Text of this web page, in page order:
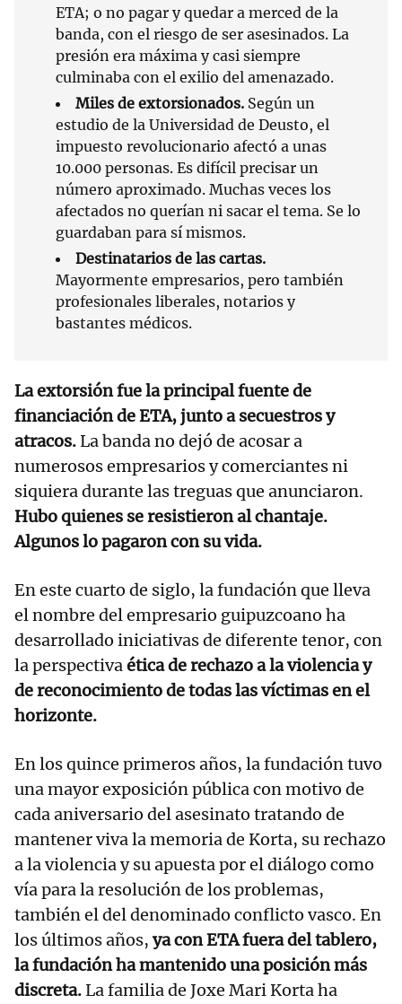
ETA; o no pagar y quedar a merced de la
banda, con el riesgo de ser asesinados. La
presión era máxima y casi siempre
culminaba con el exilio del amenazado.
Miles de extorsionados. Según un
estudio de la Universidad de Deusto, el
impuesto revolucionario afectó a unas
10.000 personas. Es difícil precisar un
número aproximado. Muchas veces los
afectados no querían ni sacar el tema. Se lo
guardaban para sí mismos.
Destinatarios de las cartas.
Mayormente empresarios, pero también
profesionales liberales, notarios y
bastantes médicos.
La extorsión fue la principal fuente de
financiación de ETA, junto a secuestros y
atracos.La banda no dejó de acosar a
numerosos empresarios y comerciantes ni
siquiera durante las treguas que anunciaron.
Hubo quienes se resistieron al chantaje.
Algunos lo pagaron con su vida.
En este cuarto de siglo, la fundación que lleva
el nombre del empresario guipuzcoano ha
desarrollado iniciativas de diferente tenor, con
la perspectivaética de rechazo a la violencia y
de reconocimiento de todas las víctimas en el
horizonte.
En los quince primeros años, la fundación tuvo
una mayor exposición pública con motivo de
cada aniversario del asesinato tratando de
mantener viva la memoria de Korta, su rechazo
a la violencia y su apuesta por el diálogo como
vía para la resolución de los problemas,
también el del denominado conflicto vasco. En
los últimos años, ya con ETA fuera del tablero,
la fundación ha mantenido una posición más
discreta.La familia de Joxe Mari Korta ha